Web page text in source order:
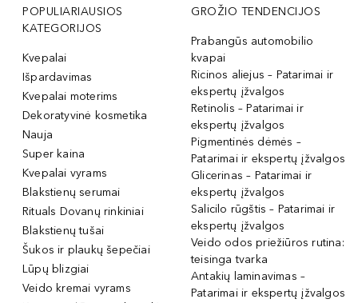
POPULIARIAUSIOS
KATEGORIJOS
Kvepalai
Išpardavimas
Kvepalai moterims
Dekoratyvinė kosmetika
Nauja
Super kaina
Kvepalai vyrams
Blakstienų serumai
Rituals Dovanų rinkiniai
Blakstienų tušai
Šukos ir plaukų šepečiai
Lūpų blizgiai
Veido kremai vyrams
GROŽIO TENDENCIJOS
Prabangūs automobilio
kvapai
Ricinos aliejus – Patarimai ir
ekspertų įžvalgos
Retinolis – Patarimai ir
ekspertų įžvalgos
Pigmentinės dėmės –
Patarimai ir ekspertų įžvalgos
Glicerinas – Patarimai ir
ekspertų įžvalgos
Salicilo rūgštis – Patarimai ir
ekspertų įžvalgos
Veido odos priežiūros rutina:
teisinga tvarka
Antakių laminavimas –
Patarimai ir ekspertų įžvalgos